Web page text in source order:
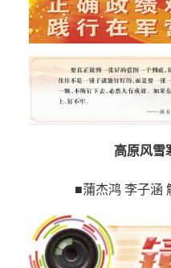
高原风雪
■蒲杰鸿 李子涵